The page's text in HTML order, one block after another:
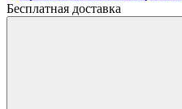
Бесплатная доставка